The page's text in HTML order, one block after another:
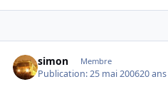
simon Membre
Publication:25 mai 200620 ans